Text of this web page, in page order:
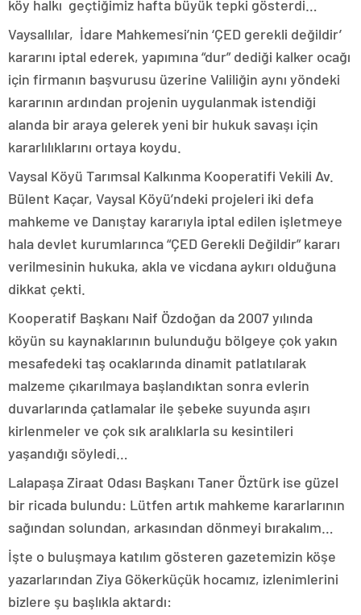
köy halkı geçtiğimiz hafta büyük tepki gösterdi…
Vaysallılar, İdare Mahkemesi’nin ‘ÇED gerekli değildir’
kararını iptal ederek, yapımına “dur” dediği kalker ocağı
için firmanın başvurusu üzerine Valiliğin aynı yöndeki
kararının ardından projenin uygulanmak istendiği
alanda bir araya gelerek yeni bir hukuk savaşı için
kararlılıklarını ortaya koydu.
Vaysal Köyü Tarımsal Kalkınma Kooperatifi Vekili Av.
Bülent Kaçar, Vaysal Köyü’ndeki projeleri iki defa
mahkeme ve Danıştay kararıyla iptal edilen işletmeye
hala devlet kurumlarınca “ÇED Gerekli Değildir” kararı
verilmesinin hukuka, akla ve vicdana aykırı olduğuna
dikkat çekti.
Kooperatif Başkanı Naif Özdoğan da 2007 yılında
köyün su kaynaklarının bulunduğu bölgeye çok yakın
mesafedeki taş ocaklarında dinamit patlatılarak
malzeme çıkarılmaya başlandıktan sonra evlerin
duvarlarında çatlamalar ile şebeke suyunda aşırı
kirlenmeler ve çok sık aralıklarla su kesintileri
yaşandığı söyledi…
Lalapaşa Ziraat Odası Başkanı Taner Öztürk ise güzel
bir ricada bulundu: Lütfen artık mahkeme kararlarının
sağından solundan, arkasından dönmeyi bırakalım…
İşte o buluşmaya katılım gösteren gazetemizin köşe
yazarlarından Ziya Gökerküçük hocamız, izlenimlerini
bizlere şu başlıkla aktardı: